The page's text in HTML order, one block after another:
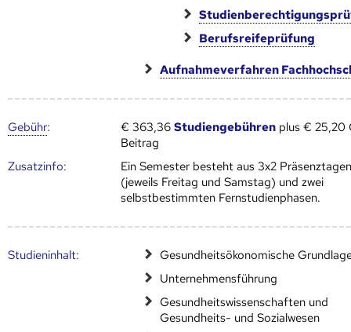
Berufsreifeprüfung
Aufnahmeverfahren
Gebühr: € 363,36Studiengebühren plus € 25,20
Beitrag
Zusatz­info:
Ein Semester besteht aus 3x2
(jeweils Freitag und Samstag) und zwei
selbstbestimmten Fernstudienphasen.
Studien­inhalt:
Gesundheitsökonomische
Unternehmensführung
Gesundheitswissenschaften und
Gesundheits- und Sozialwesen